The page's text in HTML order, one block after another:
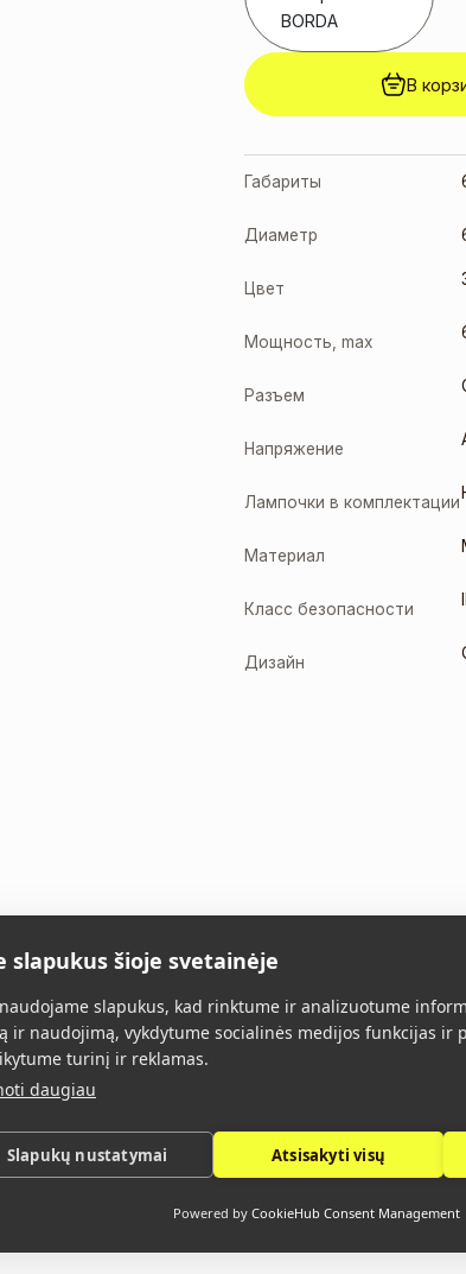
GU10 9W
(10084-1)
(10085-1)
BORDA
В
Габариты
Диаметр
Цвет
Мощность, max
Разъем
Напряжение
Лампочки в комплектации
Материал
Класс безопасности
Дизайн
Главная Все
slapukus šioje svetainėje
slapukus, kad rinktume ir analizuotume
ir naudojimą, vykdytume socialinės medijos funkcijas ir
turinį ir reklamas.
daugiau
Slapukų nustatymai Atsisakyti visų
Powered by CookieHub Consent Management